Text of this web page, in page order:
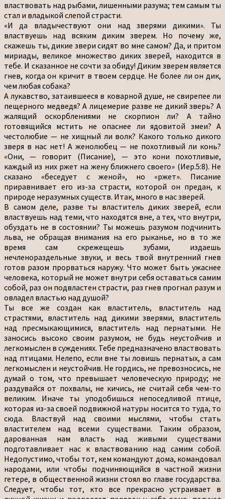
властвовать над рыбами, лишенными разума; тем самым ты
стал и владыкой слепой страсти.
«И да владычествуют они над зверями дикими». Ты
властвуешь над всяким диким зверем. Но почему же,
скажешь ты, дикие звери сидят во мне самом? Да, и притом
мириады, великое множество диких зверей, находится в
тебе. И сказанное не сочти за обиду! Диким зверем является
гнев, когда он кричит в твоем сердце. Не более ли он дик,
чем любая собака?
А лукавство, затаившееся в коварной душе, не свирепее ли
пещерного медведя? А лицемерие разве не дикий зверь? А
жалящий оскорблениями не скорпион ли? А тайно
готовящийся мстить не опаснее ли ядовитой змеи? А
честолюбие — не хищный ли волк? Какого только дикого
зверя в нас нет! А женолюбец — не похотливый ли конь?
«Они, — говорит (Писание), — это кони похотливые,
каждый из них ржет на жену ближнего своего» (Иер.5:8). Не
сказано «беседует с женой», но «ржет». Писание
приравнивает его из-за страсти, которой он предан, к
природе неразумных существ. Итак, много в нас зверей.
В самом деле, разве ты властитель диких зверей, если
властвуешь над теми, что находятся вне, а тех, что внутри,
обуздать не в состоянии? Ты можешь разумом подчинить
льва, не обращая внимания на его рыканье, но в то же
время сам скрежещешь зубами, издаешь
нечленораздельные звуки, и весь твой внутренний гнев
готов разом прорваться наружу. Что может быть ужаснее
человека, который не может внутри себя оставаться самим
собой, раз он подвластен страсти, раз гнев прогнал разум и
овладел властью над душой?
Ты все же создан как властитель, властитель над
страстями, властитель над дикими зверями, властитель
над пресмыкающимися, властитель над пернатыми. Не
заносись высоко своим разумом, не будь неустойчив и
легкомыслен в суждениях. Тебе предназначено властвовать
над птицами. Нелепо, если вне ты ловишь пернатых, а сам
легкомыслен и неустойчив. Не гордись, не превозносись, не
думай о том, что превышает человеческую природу; не
раздувайся от похвалы, не кичись, не считай себя чем-то
великим. Иначе ты уподобишься непоседливой птице,
которая из-за своей подвижной натуры носится то туда, то
сюда. Властвуй над своими мыслями, чтобы стать
властителем над всеми существами. Таким образом,
дарованная нам власть над живыми существами
подготавливает нас к властвованию над самим собой.
Недопустимо, чтобы тот, кем командуют дома, командовал
народами, или чтобы подчиняющийся в частной жизни
гетере, в общественной жизни стоял во главе государства.
Следует, чтобы тот, кто все прекрасно устраивает в